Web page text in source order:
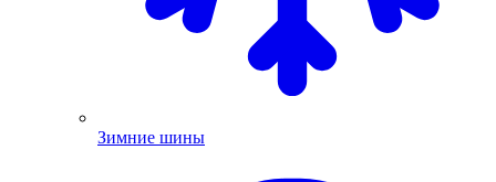
Зимние шины